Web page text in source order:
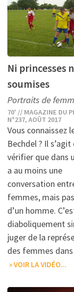
Ni princesses
soumises
Portraits de
70' // MAGAZINE DU
N°237, AOÛT 2017
Vous connaissez
Bechdel ? Il s’agit
vérifier que dans
a au moins une
conversation
femmes, mais
d’un homme.
diaboliquement
juger de la
des femmes dans
» VOIR LA VIDÉO...